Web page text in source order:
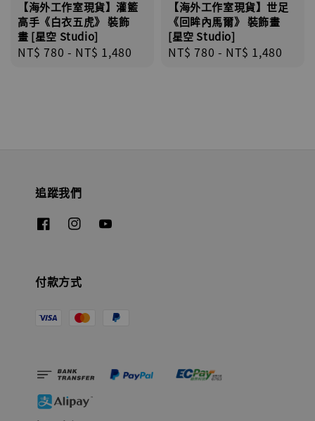
【海外工作室現貨】灌籃
高手《白衣五虎》 裝飾
畫 [星空 Studio]
Regular
NT$ 780 - NT$ 1,480
【海外工作室現貨】世足
《回眸內馬爾》 裝飾畫
[星空 Studio]
Regular
NT$ 780 - NT$ 1,480
追蹤我們
付款方式